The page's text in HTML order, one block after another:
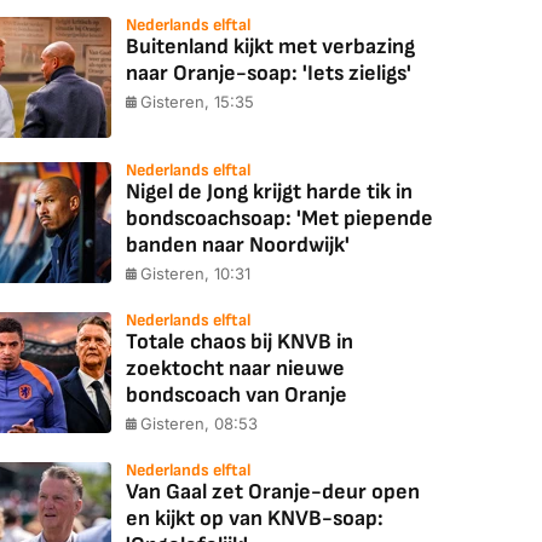
Nederlands elftal
Buitenland kijkt met verbazing
naar Oranje-soap: 'Iets zieligs'
Gisteren, 15:35
Nederlands elftal
Nigel de Jong krijgt harde tik in
bondscoachsoap: 'Met piepende
banden naar Noordwijk'
Gisteren, 10:31
Nederlands elftal
Totale chaos bij KNVB in
zoektocht naar nieuwe
bondscoach van Oranje
Gisteren, 08:53
Nederlands elftal
Van Gaal zet Oranje-deur open
en kijkt op van KNVB-soap: